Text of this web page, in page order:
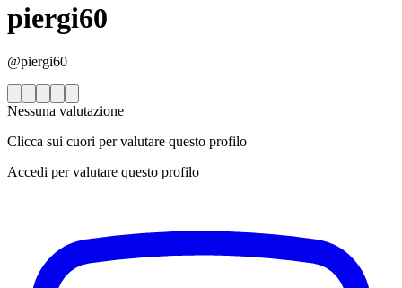
piergi60
@piergi60
Nessuna valutazione
Clicca sui cuori per valutare questo profilo
Accedi per valutare questo profilo